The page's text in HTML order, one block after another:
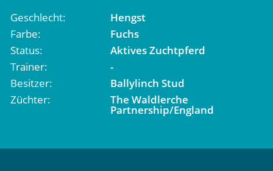
Geschlecht
Hengst
Farbe
Fuchs
Status
Aktives Zuchtpferd
Trainer
-
Besitzer
Ballylinch Stud
Züchter
The Waldlerche
Partnership/England